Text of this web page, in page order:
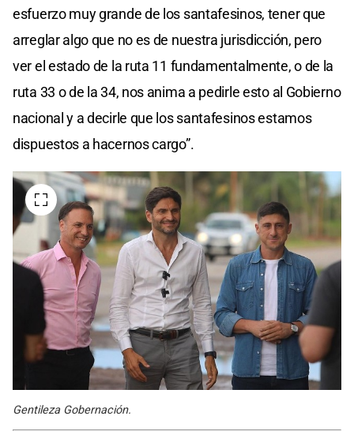
esfuerzo muy grande de los santafesinos, tener que
arreglar algo que no es de nuestra jurisdicción, pero
ver el estado de la ruta 11 fundamentalmente, o de la
ruta 33 o de la 34, nos anima a pedirle esto al Gobierno
nacional y a decirle que los santafesinos estamos
dispuestos a hacernos cargo”.
Gentileza Gobernación.